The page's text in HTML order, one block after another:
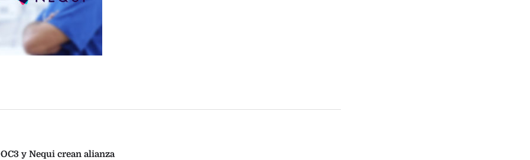
y Nequi crean alianza